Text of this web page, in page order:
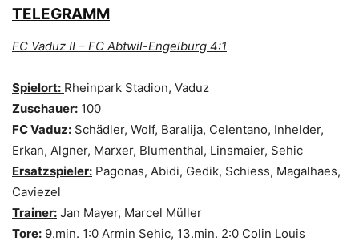
TELEGRAMM
FC Vaduz II – FC Abtwil-Engelburg 4:1
Spielort: Rheinpark Stadion, Vaduz
Zuschauer: 100
FC Vaduz: Schädler, Wolf, Baralija, Celentano, Inhelder,
Erkan, Algner, Marxer, Blumenthal, Linsmaier, Sehic
Ersatzspieler: Pagonas, Abidi, Gedik, Schiess, Magalhaes,
Caviezel
Trainer: Jan Mayer, Marcel Müller
Tore: 9.min. 1:0 Armin Sehic, 13.min. 2:0 Colin Louis